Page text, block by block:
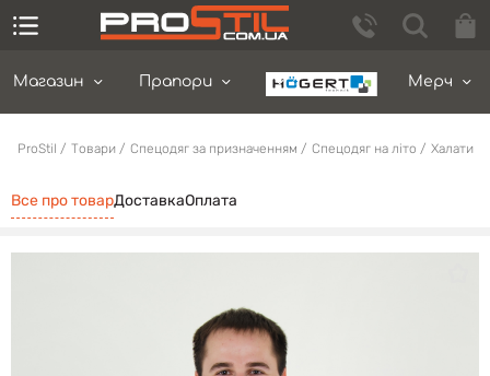
Магазин Прапори Мерч
ProStil Товари Спецодяг за призначенням Спецодяг на літо Халати
Все про товарДоставкаОплата